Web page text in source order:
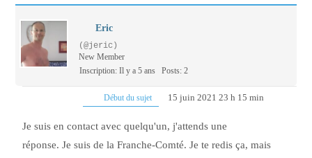
Eric
(@jeric)
New Member
Inscription: Il y a 5 ans Posts: 2
Début du sujet 15 juin 2021 23 h 15 min
Je suis en contact avec quelqu'un, j'attends une
réponse. Je suis de la Franche-Comté. Je te redis ça, mais